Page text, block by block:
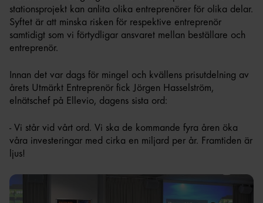
stationsprojekt kan anlita olika entreprenörer för olika delar.
Syftet är att minska risken för respektive entreprenör
samtidigt som vi förtydligar ansvaret mellan beställare och
entreprenör.
Innan det var dags för mingel och kvällens prisutdelning av
årets Utmärkt Entreprenör fick Jörgen Hasselström,
elnätschef på Ellevio, dagens sista ord:
- Vi står vid vårt ord. Vi ska de kommande fyra åren öka
våra investeringar med cirka en miljard per år. Framtiden är
ljus!